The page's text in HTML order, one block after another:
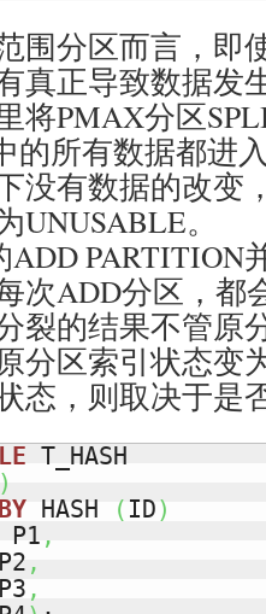
围分区而言，即
真正导致数据发
将PMAX分区
的所有数据都进
没有数据的改变
。
ADD PARTITION
次ADD分区，都
裂的结果不管原
分区索引状态变
态，则取决于是
T_HASH
)
BY HASH ( ID)
P1 ,
,
,